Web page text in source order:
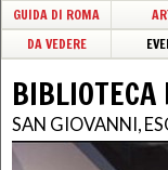
GUIDA DI ROMA
DA VEDERE
SAN GIOVANNI,